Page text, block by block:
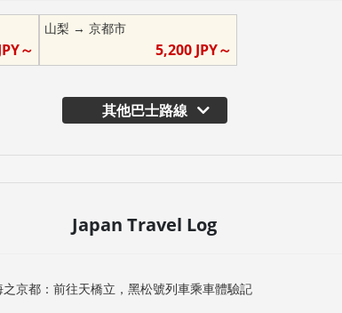
～
山梨 →京都市
5,200JPY～
其他巴士路線
Japan Travel Log
之京都：前往天橋立，黑松號列車乘車體驗記